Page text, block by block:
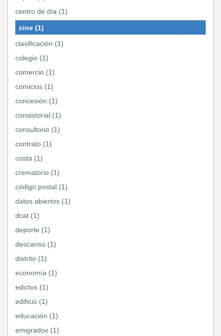
centro de día (1)
cine (1)
clasificación (1)
colegio (1)
comercio (1)
comicios (1)
concesión (1)
consistorial (1)
consultorio (1)
contrato (1)
costa (1)
crematorio (1)
código postal (1)
datos abiertos (1)
dcat (1)
deporte (1)
descanso (1)
distrito (1)
economía (1)
edictos (1)
edificio (1)
educación (1)
emigrados (1)